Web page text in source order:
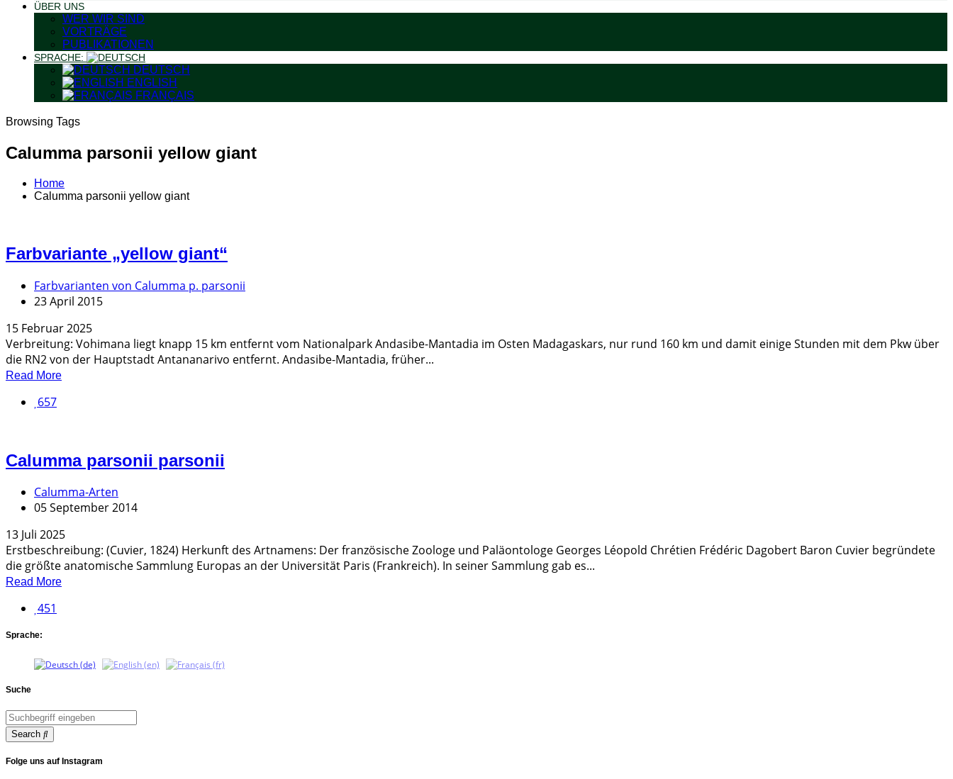
ÜBER UNS
WER WIR SIND
VORTRÄGE
PUBLIKATIONEN
SPRACHE:
DEUTSCH
ENGLISH
FRANÇAIS
Browsing Tags
Calumma parsonii yellow giant
Home
Calumma parsonii yellow giant
Farbvariante „yellow giant“
Farbvarianten von Calumma p. parsonii
23 April 2015
15 Februar 2025
Verbreitung: Vohimana liegt knapp 15 km entfernt vom Nationalpark Andasibe-Mantadia im Osten Madagaskars, nur rund 160 km und damit einige Stunden mit dem Pkw über
die RN2 von der Hauptstadt Antananarivo entfernt. Andasibe-Mantadia, früher...
Read More
657
Calumma parsonii parsonii
Calumma-Arten
05 September 2014
13 Juli 2025
Erstbeschreibung: (Cuvier, 1824) Herkunft des Artnamens: Der französische Zoologe und Paläontologe Georges Léopold Chrétien Frédéric Dagobert Baron Cuvier begründete
die größte anatomische Sammlung Europas an der Universität Paris (Frankreich). In seiner Sammlung gab es...
Read More
451
Sprache:
Suche
Search
Folge uns auf Instagram